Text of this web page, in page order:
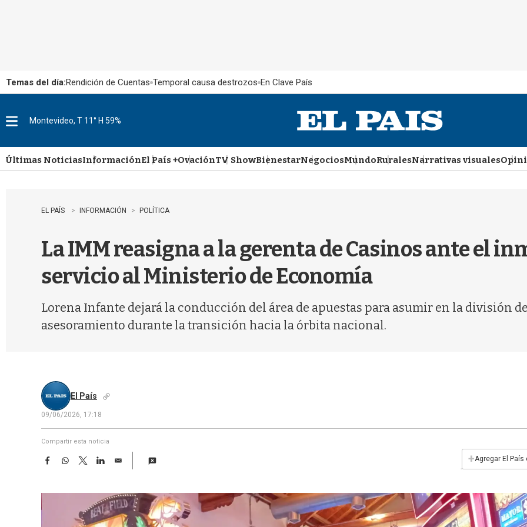
Temas del día:Rendición de Cuentas Temporal causa destrozos En Clave País
u
Montevideo, T 11° H 59%
Últimas NoticiasInformaciónEl País +OvaciónTV ShowBienestarNegociosMundoRuralesNarrativas visuales
EL PAÍS INFORMACIÓN POLÍTICA
La IMM reasigna a la gerenta de Casinos ante el
servicio al Ministerio de Economía
Lorena Infante dejará la conducción del área de apuestas para asumir en la división
asesoramiento durante la transición hacia la órbita nacional.
El País
09/06/2026, 17:18
Compartir esta noticia
F
e
W
t
T
w
t
e
L
k
e
d
E
i
l
+Agregar El País